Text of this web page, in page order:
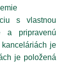
s vlastnou
a pripravenú
je
je položená